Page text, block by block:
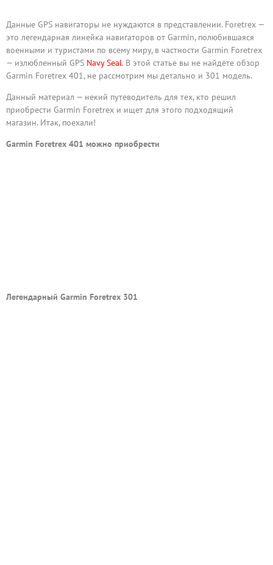
Данные GPS навигаторы не нуждаются в представлении. Foretrex —
это легендарная линейка навигаторов от Garmin, полюбившаяся
военными и туристами по всему миру, в частности Garmin Foretrex
— излюбленный GPS Navy Seal. В этой статье вы не найдёте обзор
Garmin Foretrex 401, не рассмотрим мы детально и 301 модель.
Данный материал — некий путеводитель для тех, кто решил
приобрести Garmin Foretrex и ищет для этого подходящий
магазин. Итак, поехали!
Garmin Foretrex 401 можно приобрести
Легендарный Garmin Foretrex 301